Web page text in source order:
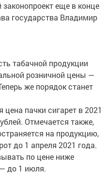
еще в конце
государства Владимир
табачной продукции
розничной цены —
же порядок станет
пачки сигарет в 2021
Отмечается также,
на продукцию,
до 1 апреля 2021 года.
по цене ниже
до 1 июля.